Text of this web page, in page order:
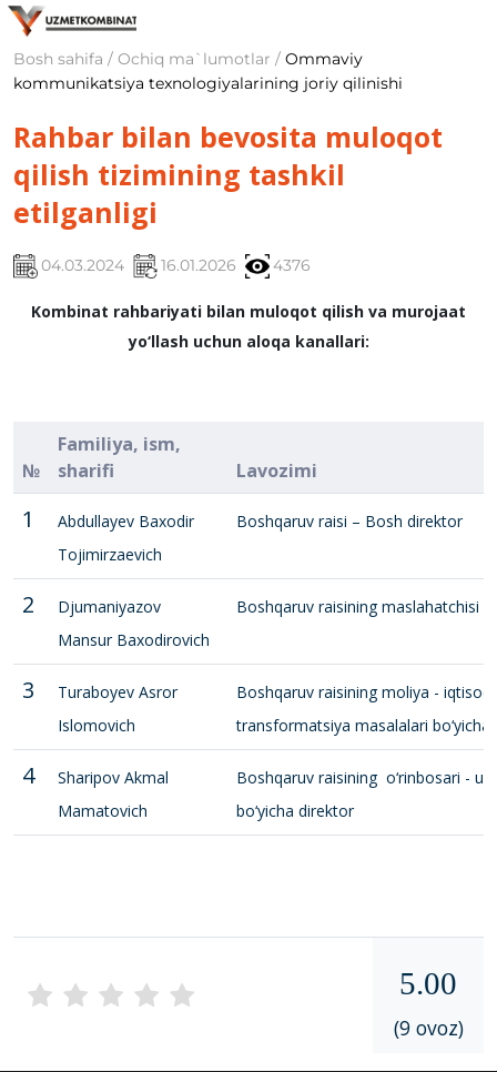
Bosh sahifa / Ochiq ma`lumotlar / Ommaviy
kommunikatsiya texnologiyalarining joriy qilinishi
Rahbar bilan bevosita muloqot
qilish tizimining tashkil
etilganligi
04.03.2024 16.01.2026 4376
Kombinat rahbariyati bilan muloqot qilish va murojaat
yo‘llash uchun aloqa kanallari:
№
Familiya, ism,
sharifi
Lavozimi
1
Abdullayev Baxodir
Tojimirzaevich
Boshqaruv raisi – Bosh direktor
2
Djumaniyazov
Mansur Baxodirovich
Boshqaruv raisining maslahatchisi
3
Turaboyev Asror
Islomovich
Boshqaruv raisining moliya -
transformatsiya masalalari bo‘yicha
4
Sharipov Akmal
Mamatovich
Boshqaruv raisining o‘rinbosari -
bo‘yicha direktor
5.00
(9 ovoz)